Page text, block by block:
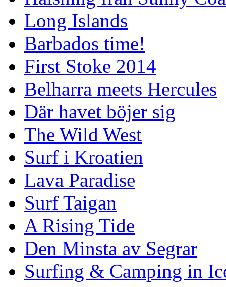
Long Islands
Barbados time!
First Stoke 2014
Belharra meets Hercules
Där havet böjer sig
The Wild West
Surf i Kroatien
Lava Paradise
Surf Taigan
A Rising Tide
Den Minsta av Segrar
Surfing & Camping in